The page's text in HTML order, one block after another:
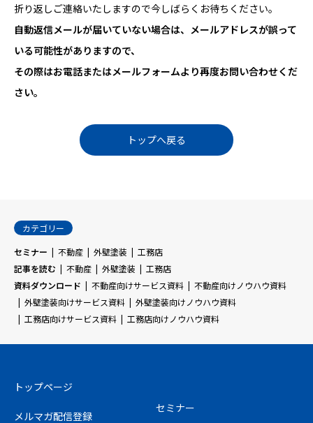
折り返しご連絡いたしますので今しばらくお待ちください。
自動返信メールが届いていない場合は、メールアドレスが誤って
いる可能性がありますので、
その際はお電話またはメールフォームより再度お問い合わせくだ
さい。
トップへ戻る
カテゴリー
セミナー
不動産 外壁塗装
工務店
記事を読む
不動産 外壁塗装
工務店
資料ダウンロード
不動産向けサービス資料
不動産向けノウハウ資料
外壁塗装向けサービス資料
外壁塗装向けノウハウ資料
工務店向けサービス資料
工務店向けノウハウ資料
トップページ
メルマガ配信登録
セミナー